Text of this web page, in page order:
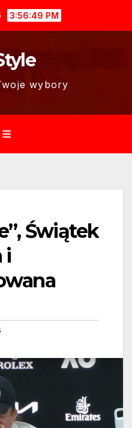
3:56:50 PM
wybory
Świątek
i